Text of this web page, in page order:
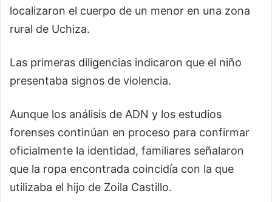
localizaron el cuerpo de un menor en una zona
rural de Uchiza.
Las primeras diligencias indicaron que el niño
presentaba signos de violencia.
Aunque los análisis de ADN y los estudios
forenses continúan en proceso para confirmar
oficialmente la identidad, familiares señalaron
que la ropa encontrada coincidía con la que
utilizaba el hijo de Zoila Castillo.